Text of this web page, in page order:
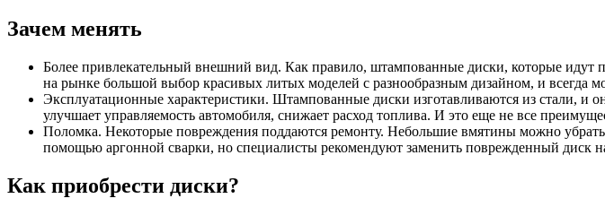
Зачем менять
Более привлекательный внешний вид. Как правило, штампованные диски, которые
на рынке большой выбор красивых литых моделей с разнообразным дизайном, и всегда
Эксплуатационные характеристики. Штампованные диски изготавливаются из стали, и
улучшает управляемость автомобиля, снижает расход топлива. И это еще не все
Поломка. Некоторые повреждения поддаются ремонту. Небольшие вмятины можно
помощью аргонной сварки, но специалисты рекомендуют заменить поврежденный диск
Как приобрести диски?